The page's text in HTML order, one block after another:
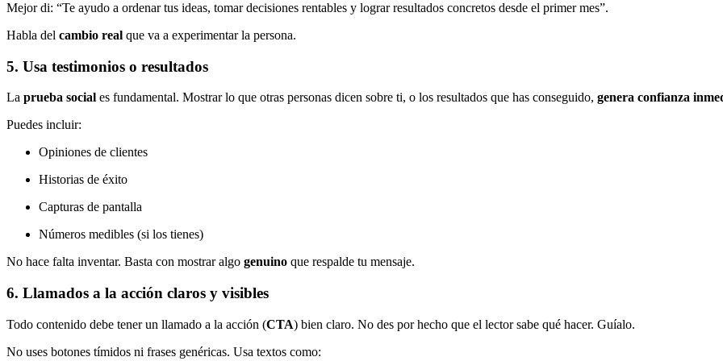
Mejor di: “Te ayudo a ordenar tus ideas, tomar decisiones rentables y lograr resultados concretos desde el primer mes”.
Habla del cambio real que va a experimentar la persona.
5. Usa testimonios o resultados
La prueba social es fundamental. Mostrar lo que otras personas dicen sobre ti, o los resultados que has conseguido, genera confianza
Puedes incluir:
Opiniones de clientes
Historias de éxito
Capturas de pantalla
Números medibles (si los tienes)
No hace falta inventar. Basta con mostrar algo genuino que respalde tu mensaje.
6. Llamados a la acción claros y visibles
Todo contenido debe tener un llamado a la acción (CTA) bien claro. No des por hecho que el lector sabe qué hacer. Guíalo.
No uses botones tímidos ni frases genéricas. Usa textos como: